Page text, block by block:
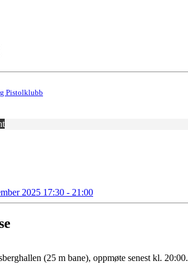
Pistolklubb
2025 17:30 - 21:00
(25 m bane), oppmøte senest kl. 20:00.